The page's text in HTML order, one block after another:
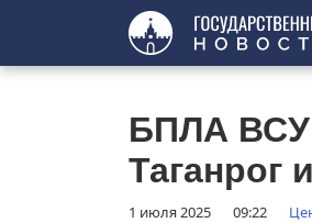
БПЛА ВСУ
Таганрог
1 июля 2025 09:22